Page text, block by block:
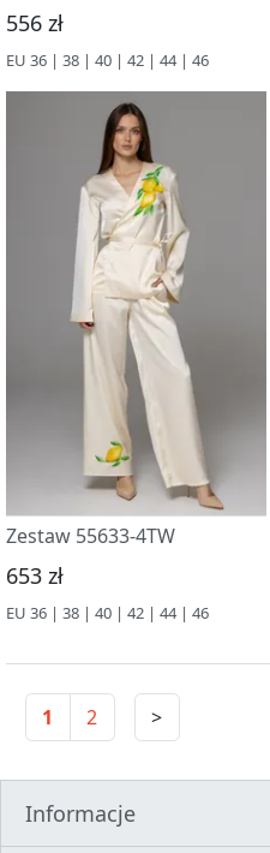
556 zł
EU 36 | 38 | 40 | 42 | 44 | 46
Zestaw 55633-4TW
653 zł
EU 36 | 38 | 40 | 42 | 44 | 46
1 2 >
Informacje